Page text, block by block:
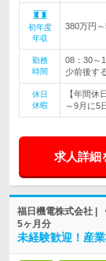
初年度
年収
380万円
勤務
時間
08：30～
少前後す
休日
休暇
【年間休
～9月に5
求人詳細
福日機電株式会社 |
5ヶ月分
未経験歓迎！産